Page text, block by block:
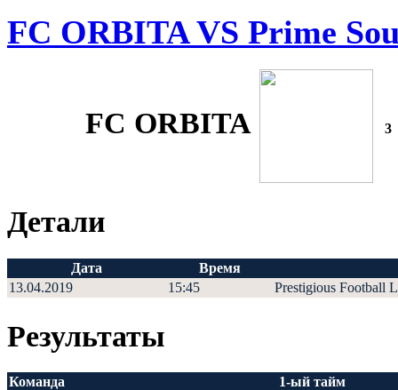
FC ORBITA VS Prime
FC ORBITA 3
Детали
Дата
Время
13.04.2019
15:45 Prestigious Football
Результаты
Команда
1-ый тайм